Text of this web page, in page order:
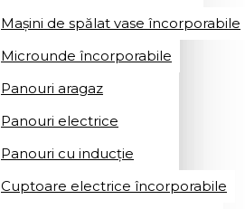
Mașini de spălat vase încorporabile
Microunde încorporabile
Panouri aragaz
Panouri electrice
Panouri cu inducție
Cuptoare electrice încorporabile